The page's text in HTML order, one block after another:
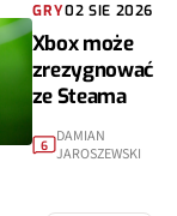
GRY02 SIE 2026
Xbox może
zrezygnować
ze Steama
6 DAMIAN
JAROSZEWSKI